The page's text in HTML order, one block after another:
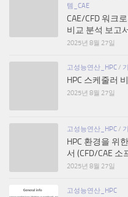
템_CAE
CAE/CFD 워크
비교 분석 보고
2025년 8월 27일
고성능연산_HPC /
HPC 스케줄러
2025년 8월 27일
고성능연산_HPC /
HPC 환경을 위
서 (CFD/CAE
2025년 8월 27일
고성능연산_HPC